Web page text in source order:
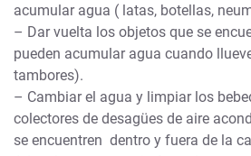
acumular agua ( latas, botellas,
– Dar vuelta los objetos que se
pueden acumular agua cuando
tambores).
– Cambiar el agua y limpiar los
colectores de desagües de aire
se encuentren dentro y fuera de la